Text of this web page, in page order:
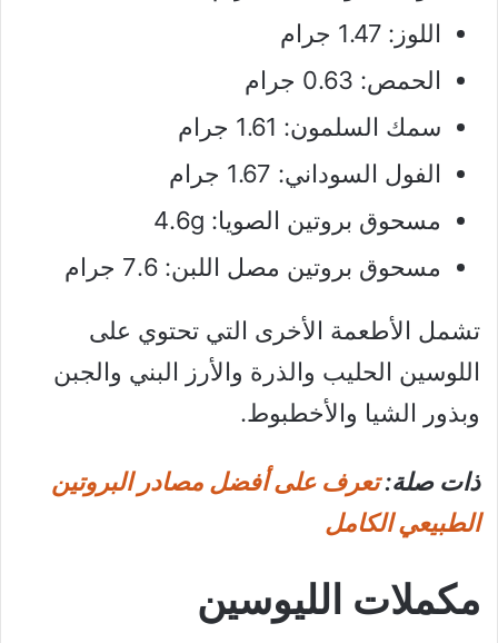
اللوز: 1.47 جرام
الحمص: 0.63 جرام
سمك السلمون: 1.61 جرام
الفول السوداني: 1.67 جرام
مسحوق بروتين الصويا: 4.6g
مسحوق بروتين مصل اللبن: 7.6 جرام
تشمل الأطعمة الأخرى التي تحتوي على
اللوسين الحليب والذرة والأرز البني والجبن
وبذور الشيا والأخطبوط.
ذات صلة:تعرف على أفضل مصادر البروتين
الطبيعي الكامل
مكملات الليوسين